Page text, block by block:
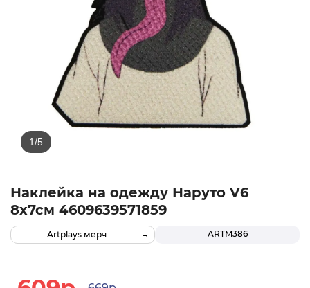
Наклейка на одежду Наруто V6
8х7см 4609639571859
ARTM386
Artplays мерч